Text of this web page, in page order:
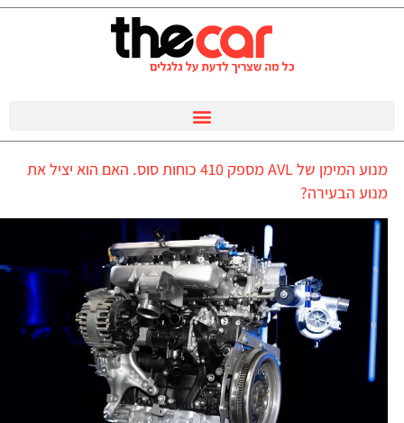
מנוע המימן של AVL מספק 410 כוחות סוס. האם הוא יציל את
מנוע הבעירה?